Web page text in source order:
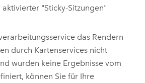
"Sticky-Sitzungen"
das Rendern
durch Kartenservices nicht
wurden keine Ergebnisse vom
können Sie für Ihre